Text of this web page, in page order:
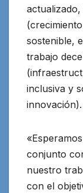
sostenible,
trabajo
inclusiva y
innovación).
conjunto
nuestro
con el